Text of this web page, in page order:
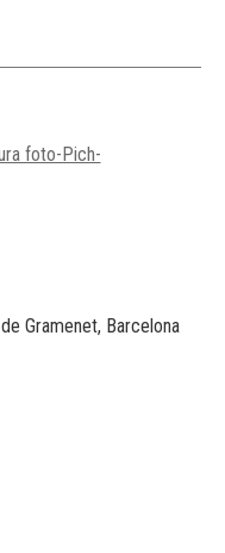
Gramenet, Barcelona